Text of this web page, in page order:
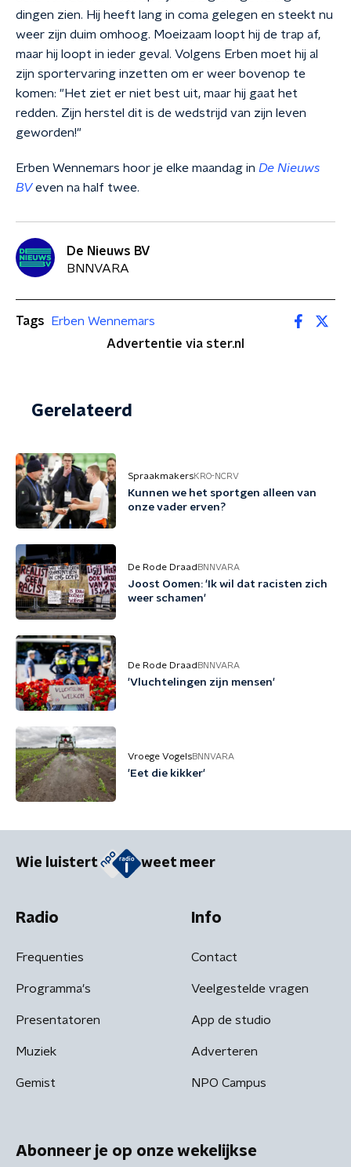
dingen zien. Hij heeft lang in coma gelegen en steekt nu
weer zijn duim omhoog. Moeizaam loopt hij de trap af,
maar hij loopt in ieder geval. Volgens Erben moet hij al
zijn sportervaring inzetten om er weer bovenop te
komen: "Het ziet er niet best uit, maar hij gaat het
redden. Zijn herstel dit is de wedstrijd van zijn leven
geworden!"
Erben Wennemars hoor je elke maandag in De Nieuws
BVeven na half twee.
De Nieuws BV
BNNVARA
Tags
Erben Wennemars
Advertentie via ster.nl
Gerelateerd
SpraakmakersKRO-NCRV
Kunnen we het sportgen alleen van
onze vader erven?
De Rode Draad BNNVARA
Joost Oomen: 'Ik wil dat racisten zich
weer schamen'
De Rode Draad BNNVARA
'Vluchtelingen zijn mensen'
Vroege VogelsBNNVARA
'Eet die kikker'
Wie luistert weet meer
Radio
Frequenties
Programma's
Presentatoren
Muziek
Gemist
Info
Contact
Veelgestelde vragen
App de studio
Adverteren
NPO Campus
Abonneer je op onze wekelijkse